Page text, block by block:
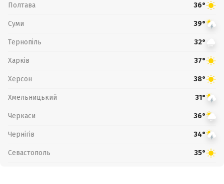
Полтава 36°
Суми 39°
Тернопіль 32°
Харків 37°
Херсон 38°
Хмельницький 31°
Черкаси 36°
Чернігів 34°
Севастополь 35°